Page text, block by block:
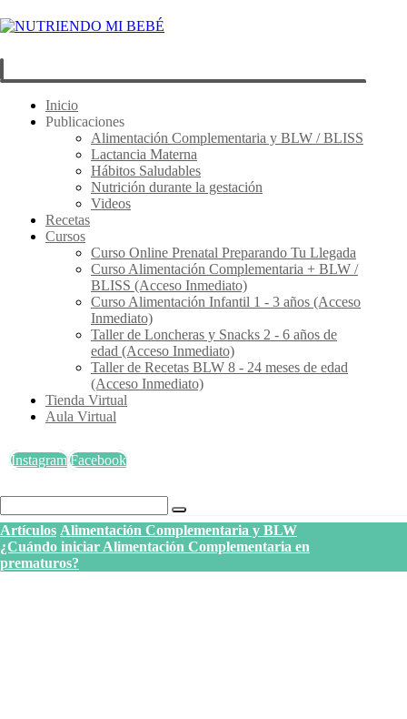
Inicio
Publicaciones
Alimentación Complementaria y BLW / BLISS
Lactancia Materna
Hábitos Saludables
Nutrición durante la gestación
Videos
Recetas
Cursos
Curso Online Prenatal Preparando Tu Llegada
Curso Alimentación Complementaria + BLW /
BLISS (Acceso Inmediato)
Curso Alimentación Infantil 1 - 3 años (Acceso
Inmediato)
Taller de Loncheras y Snacks 2 - 6 años de
edad (Acceso Inmediato)
Taller de Recetas BLW 8 - 24 meses de edad
(Acceso Inmediato)
Tienda Virtual
Aula Virtual
InstagramFacebook
Artículos Alimentación Complementaria y BLW
¿Cuándo iniciar Alimentación Complementaria en
prematuros?